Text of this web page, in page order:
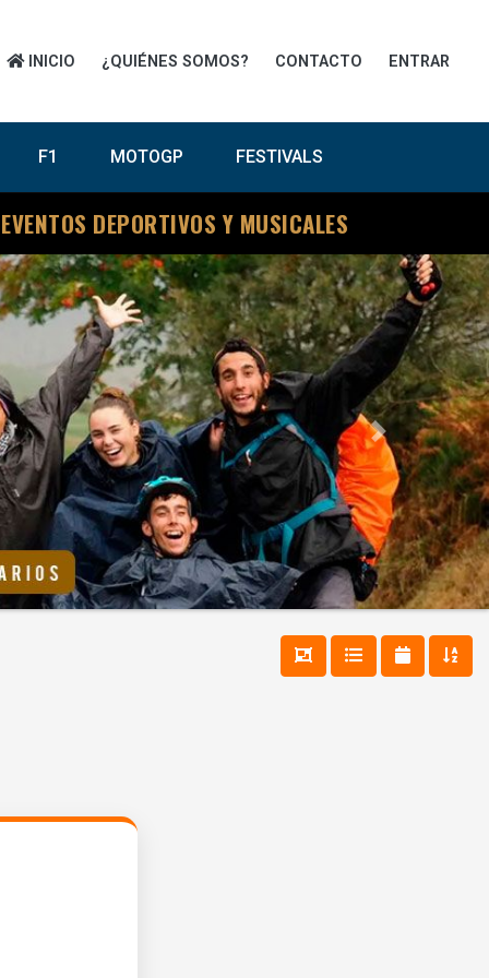
INICIO ¿QUIÉNES SOMOS? CONTACTO ENTRAR
F1 MOTOGP FESTIVALS
DEPORTIVOS Y MUSICALES
Next